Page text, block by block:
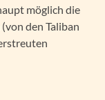
möglich die
den Taliban